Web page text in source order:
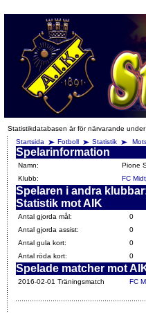
Statistikdatabasen är för närvarande
Startsida
Fotboll Statistik
Spelarinformation
Namn:
Pione
Klubb:
FC
Spelaren i andra
Statistik mot AIK
Antal gjorda mål:
0
Antal gjorda assist:
0
Antal gula kort:
0
Antal röda kort:
0
Spelade matcher mot
2016-02-01 Träningsmatch FC